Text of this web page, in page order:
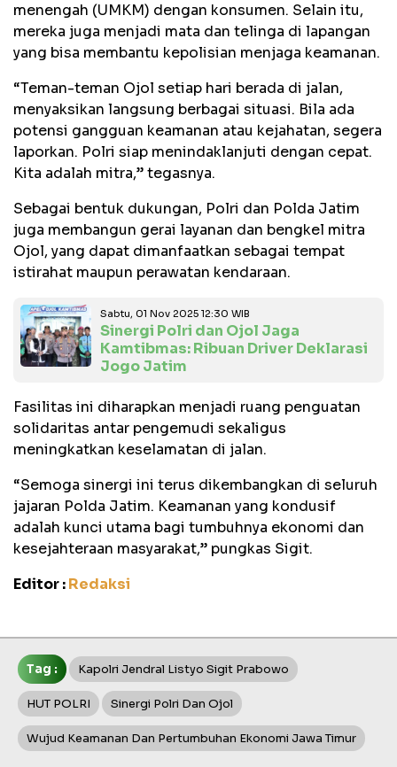
menengah (UMKM) dengan konsumen. Selain itu,
mereka juga menjadi mata dan telinga di lapangan
yang bisa membantu kepolisian menjaga keamanan.
“Teman-teman Ojol setiap hari berada di jalan,
menyaksikan langsung berbagai situasi. Bila ada
potensi gangguan keamanan atau kejahatan, segera
laporkan. Polri siap menindaklanjuti dengan cepat.
Kita adalah mitra,” tegasnya.
Sebagai bentuk dukungan, Polri dan Polda Jatim
juga membangun gerai layanan dan bengkel mitra
Ojol, yang dapat dimanfaatkan sebagai tempat
istirahat maupun perawatan kendaraan.
Sabtu, 01 Nov 2025 12:30 WIB
Sinergi Polri dan Ojol Jaga
Kamtibmas: Ribuan Driver Deklarasi
Jogo Jatim
Fasilitas ini diharapkan menjadi ruang penguatan
solidaritas antar pengemudi sekaligus
meningkatkan keselamatan di jalan.
“Semoga sinergi ini terus dikembangkan di seluruh
jajaran Polda Jatim. Keamanan yang kondusif
adalah kunci utama bagi tumbuhnya ekonomi dan
kesejahteraan masyarakat,” pungkas Sigit.
Editor :Redaksi
Tag : Kapolri Jendral Listyo Sigit Prabowo
HUT POLRI Sinergi Polri Dan Ojol
Wujud Keamanan Dan Pertumbuhan Ekonomi Jawa Timur